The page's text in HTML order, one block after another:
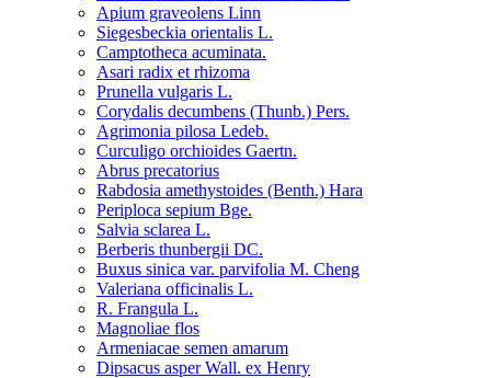
Apium graveolens Linn
Siegesbeckia orientalis L.
Camptotheca acuminata.
Asari radix et rhizoma
Prunella vulgaris L.
Corydalis decumbens (Thunb.) Pers.
Agrimonia pilosa Ledeb.
Curculigo orchioides Gaertn.
Abrus precatorius
Rabdosia amethystoides (Benth.) Hara
Periploca sepium Bge.
Salvia sclarea L.
Berberis thunbergii DC.
Buxus sinica var. parvifolia M. Cheng
Valeriana officinalis L.
R. Frangula L.
Magnoliae flos
Armeniacae semen amarum
Dipsacus asper Wall. ex Henry